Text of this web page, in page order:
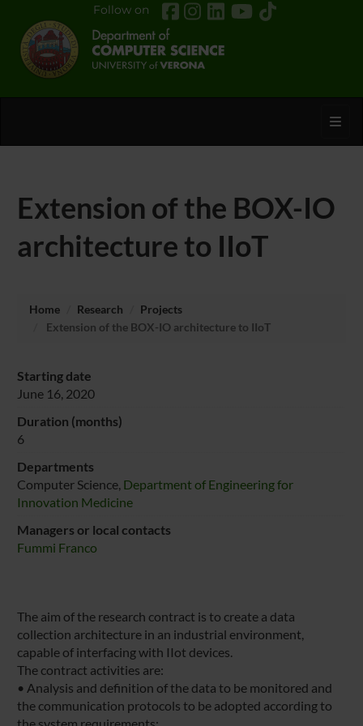
Follow on
Extension of the BOX-IO
architecture to IIoT
Home Research
Projects
Extension of the BOX-IO architecture to IIoT
Starting date
June 16, 2020
Duration (months)
6
Departments
Computer Science, Department of Engineering for
Innovation Medicine
Managers or local contacts
Fummi Franco
The aim of the research contract is to create a data
collection architecture in an industrial environment,
capable of interfacing with IIot devices.
The contract activities are:
• Analysis and definition of the data to be monitored and
the communication protocols to be adopted according to